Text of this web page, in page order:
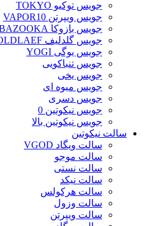
جویس توکیو TOKYO
جویس ویپرتن VAPOR10
جویس بازوکا BAZOOKA
جویس گلدلیف GOLDLAEF
جویس یوگی YOGI
جویس تنباکویی
جویس یخی
جویس میوه ای
جویس دسری
جویس نیکوتین 0
جویس نیکوتین بالا
سالت نیکوتین
سالت ویگاد VGOD
سالت موجو
سالت نستی
سالت نیکد
سالت هرکولس
سالت وزول
سالت ویپرتن